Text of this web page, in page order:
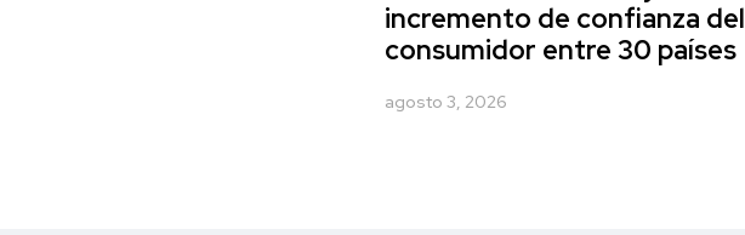
incremento de confianza del
consumidor entre 30 países
agosto 3, 2026